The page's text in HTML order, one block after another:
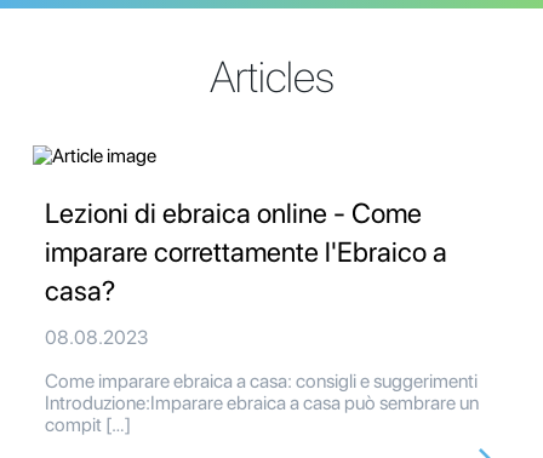
Articles
Lezioni di ebraica online - Come
imparare correttamente l'Ebraico a
casa?
08.08.2023
Come imparare ebraica a casa: consigli e suggerimenti
Introduzione:Imparare ebraica a casa può sembrare un
compit […]